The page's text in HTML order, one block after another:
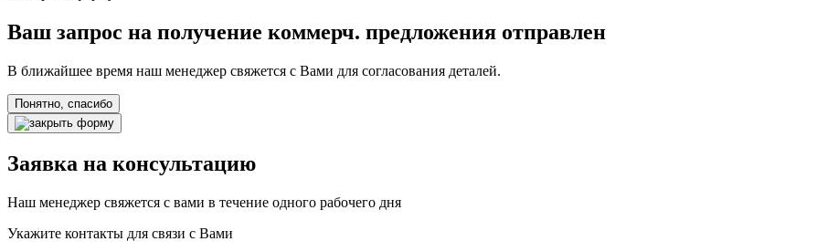
Ваш запрос на получение коммерч. предложения отправлен
В ближайшее время наш менеджер свяжется с Вами для согласования деталей.
Понятно, спасибо
Заявка на консультацию
Наш менеджер свяжется с вами в течение одного рабочего дня
Укажите контакты для связи с Вами